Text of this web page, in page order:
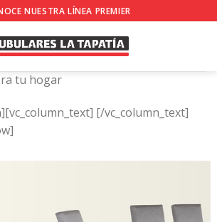
NUESTRA LÍNEA PREMIER
tu hogar
[/vc_column_text]